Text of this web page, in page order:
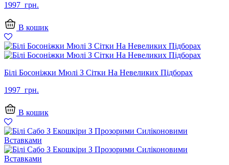
1997 грн.
В кошик
Білі Босоніжки Мюлі З Сітки На Невеликих Підборах
1997 грн.
В кошик